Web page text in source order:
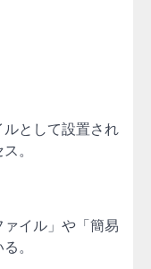
として設置され
。
イル」や「簡易
。